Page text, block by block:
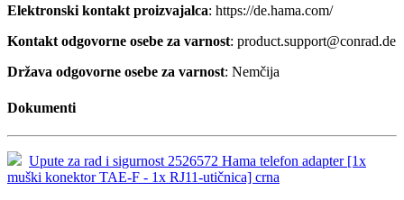
Elektronski kontakt proizvajalca: https://de.hama.com/
Kontakt odgovorne osebe za varnost: product.support@conrad.de
Država odgovorne osebe za varnost: Nemčija
Dokumenti
Upute za rad i sigurnost 2526572 Hama telefon adapter [1x
muški konektor TAE-F - 1x RJ11-utičnica] crna